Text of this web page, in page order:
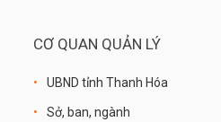
CƠ QUAN QUẢN LÝ
UBND tỉnh Thanh Hóa
Sở, ban, ngành